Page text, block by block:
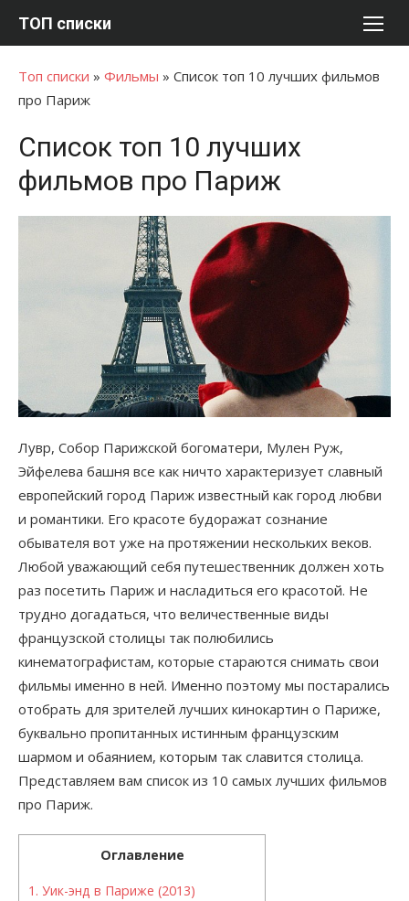
ТОП списки
Топ списки » Фильмы » Список топ 10 лучших фильмов
про Париж
Список топ 10 лучших
фильмов про Париж
Лувр, Собор Парижской богоматери, Мулен Руж,
Эйфелева башня все как ничто характеризует славный
европейский город Париж известный как город любви
и романтики. Его красоте будоражат сознание
обывателя вот уже на протяжении нескольких веков.
Любой уважающий себя путешественник должен хоть
раз посетить Париж и насладиться его красотой. Не
трудно догадаться, что величественные виды
французской столицы так полюбились
кинематографистам, которые стараются снимать свои
фильмы именно в ней. Именно поэтому мы постарались
отобрать для зрителей лучших кинокартин о Париже,
буквально пропитанных истинным французским
шармом и обаянием, которым так славится столица.
Представляем вам список из 10 самых лучших фильмов
про Париж.
Оглавление
1. Уик-энд в Париже (2013)